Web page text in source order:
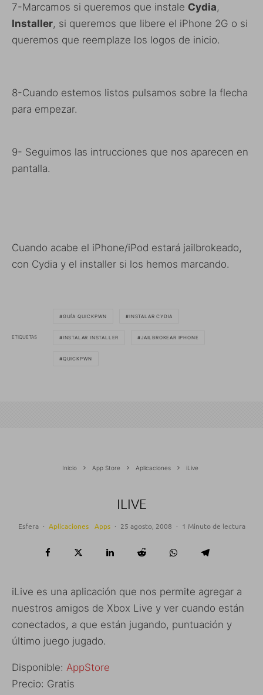
7-Marcamos si queremos que instale Cydia,
Installer, si queremos que libere el iPhone 2G o si
queremos que reemplaze los logos de inicio.
8-Cuando estemos listos pulsamos sobre la flecha
para empezar.
9- Seguimos las intrucciones que nos aparecen en
pantalla.
Cuando acabe el iPhone/iPod estará jailbrokeado,
con Cydia y el installer si los hemos marcando.
ETIQUETAS
GUÍA QUICKPWN INSTALAR CYDIA
INSTALAR INSTALLER JAILBROKEAR IPHONE
QUICKPWN
Inicio App Store Aplicaciones iLive
ILIVE
Esfera · Aplicaciones Apps · 25 agosto, 2008 · 1 Minuto de lectura
iLive es una aplicación que nos permite agregar a
nuestros amigos de Xbox Live y ver cuando están
conectados, a que están jugando, puntuación y
último juego jugado.
Disponible: AppStore
Precio: Gratis